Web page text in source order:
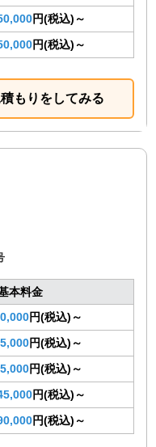
円(税込)～
円(税込)～
もりをしてみる
本料金
円(税込)～
円(税込)～
円(税込)～
円(税込)～
円(税込)～